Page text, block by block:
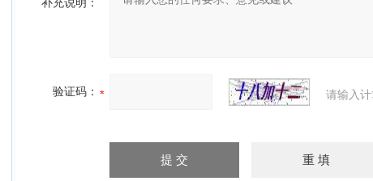
补充说明：
验证码： 请输入